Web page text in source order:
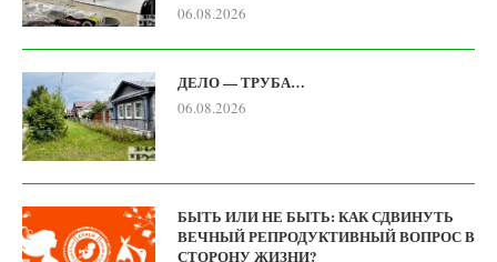
06.08.2026
ДЕЛО — ТРУБА…
06.08.2026
БЫТЬ ИЛИ НЕ БЫТЬ: КАК СДВИНУТЬ
ВЕЧНЫЙ РЕПРОДУКТИВНЫЙ ВОПРОС В
СТОРОНУ ЖИЗНИ?